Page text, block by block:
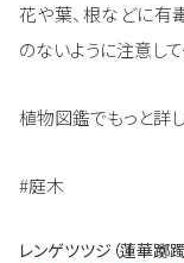
花や葉、根などに有
のないように注意して
植物図鑑でもっと詳し
#庭木
レンゲツツジ（蓮華躑